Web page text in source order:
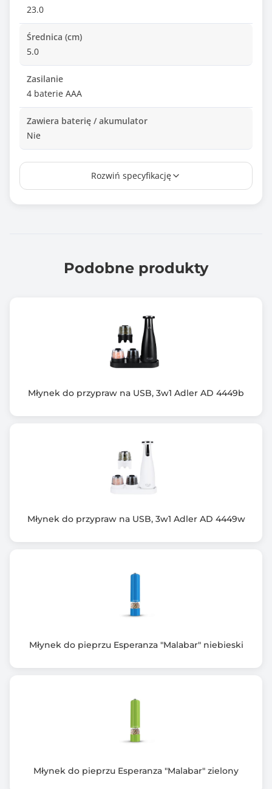
23.0
Średnica (cm)
5.0
Zasilanie
4 baterie AAA
Zawiera baterię / akumulator
Nie
Informacje dodatkowe
Łatwy w użyciu za pomocą jednego przycisku
Oświetlenie LED w wtrakcie użytkowania
Regulowanie grubości mielenia
Rozwiń specyfikację
Podobne produkty
Młynek do przypraw na USB, 3w1 Adler AD 4449b
Młynek do przypraw na USB, 3w1 Adler AD 4449w
Młynek do pieprzu Esperanza "Malabar" niebieski
Młynek do pieprzu Esperanza "Malabar" zielony